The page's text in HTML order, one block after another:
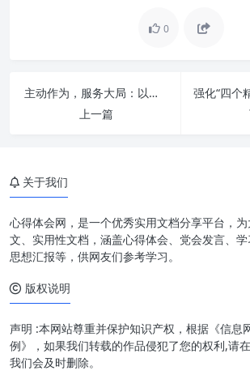
0
主动作为，服务大局：以信息化之力全面赋能办公厅工作现代化
上一篇
主动作为：从被动
领
挑战与应对：现代
量与策略
关于我们
心得体会网，是一个优秀实用文档分享平台，
文、实用性文档，涵盖心得体会、党会发言、学
思想汇报等，供网友们参考学习。
版权说明
声明 :本网站尊重并保护知识产权，根据《信息
例》，如果我们转载的作品侵犯了您的权利,请
我们会及时删除。